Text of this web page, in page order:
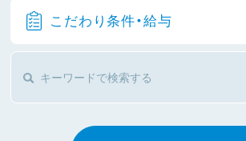
こだわり条件・給与